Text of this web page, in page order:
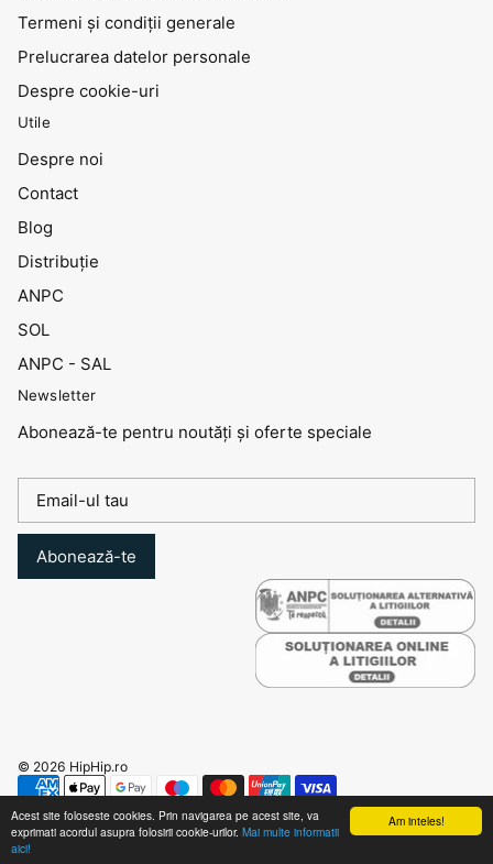
Am inteles!
Acest site foloseste cookies. Prin navigarea pe acest site, va
exprimati acordul asupra folosirii cookie-urilor. Mai multe informatii
aici!
Termeni și condiții generale
Prelucrarea datelor personale
Despre cookie-uri
Utile
Despre noi
Contact
Blog
Distribuţie
ANPC
SOL
ANPC - SAL
Newsletter
Abonează-te pentru noutăți și oferte speciale
Abonează-te
© 2026 HipHip.ro